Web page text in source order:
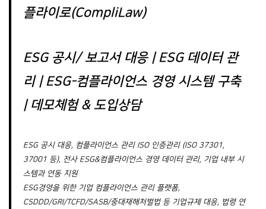
플라이로(CompliLaw)
ESG 공시/ 보고서 대응 | ESG 데이터 관
리 | ESG-컴플라이언스 경영 시스템 구축
| 데모체험 & 도입상담
ESG 공시 대응, 컴플라이언스 관리 ISO 인증관리 (ISO 37301,
37001 등), 전사 ESG&컴플라이언스 경영 데이터 관리, 기업 내부 시
스템과 연동 지원
ESG경영을 위한 기업 컴플라이언스 관리 플랫폼,
CSDDD/GRI/TCFD/SASB/중대재해처벌법 등 기업규제 대응, 법령 연